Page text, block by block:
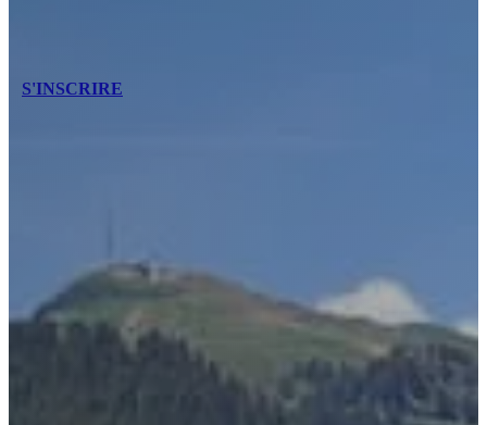
S'INSCRIRE